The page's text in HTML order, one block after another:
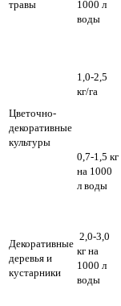
травы
1000 л
воды
Цветочно-
декоративные
культуры
1,0-2,5
кг/га
0,7-1,5 кг
на 1000
л воды
Декоративные
деревья и
кустарники
2,0-3,0
кг на
1000 л
воды